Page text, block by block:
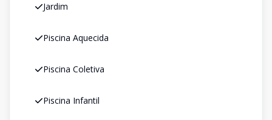
Jardim
Piscina Aquecida
Piscina Coletiva
Piscina Infantil